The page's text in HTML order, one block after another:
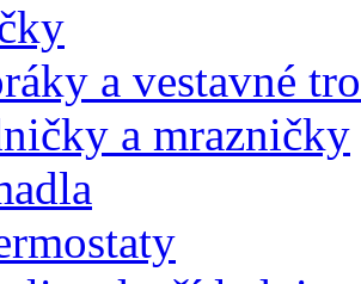
a vestavné
a mrazničky